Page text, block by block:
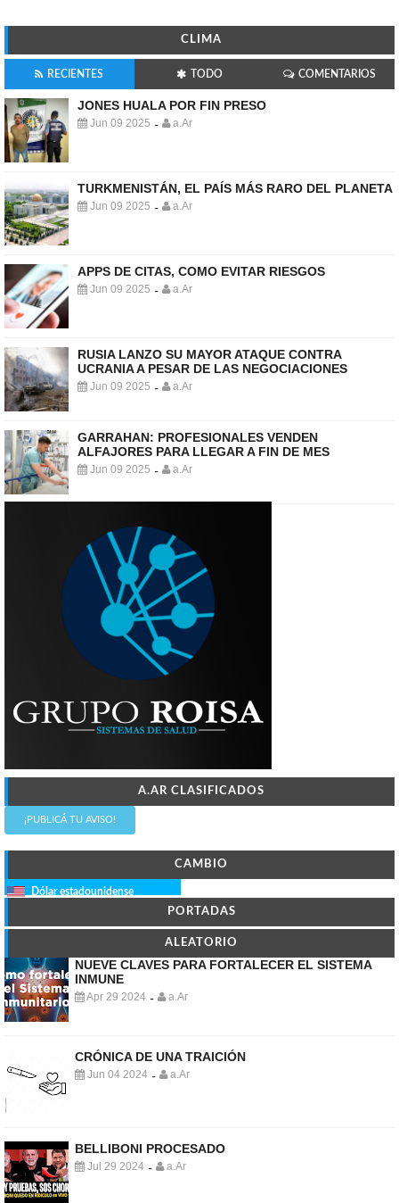
CLIMA
RECIENTES TODO COMENTARIOS
JONES HUALA POR FIN PRESO
Jun 09 2025 - a.Ar
TURKMENISTÁN, EL PAÍS MÁS RARO DEL PLANETA
Jun 09 2025 - a.Ar
APPS DE CITAS, COMO EVITAR RIESGOS
Jun 09 2025 - a.Ar
RUSIA LANZO SU MAYOR ATAQUE CONTRA
UCRANIA A PESAR DE LAS NEGOCIACIONES
Jun 09 2025 - a.Ar
GARRAHAN: PROFESIONALES VENDEN
ALFAJORES PARA LLEGAR A FIN DE MES
Jun 09 2025 - a.Ar
A.AR CLASIFICADOS
¡PUBLICÁ TU AVISO!
CAMBIO
Dólar estadounidense
PORTADAS
ALEATORIO
NUEVE CLAVES PARA FORTALECER EL SISTEMA
INMUNE
Apr 29 2024 - a.Ar
CRÓNICA DE UNA TRAICIÓN
Jun 04 2024 - a.Ar
BELLIBONI PROCESADO
Jul 29 2024 - a.Ar